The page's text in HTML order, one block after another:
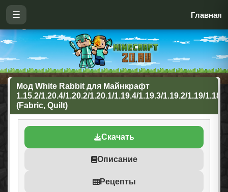
☰ Главная
Мод White Rabbit для Майнкрафт
1.15.2/1.20.4/1.20.2/1.20.1/1.19.4/1.19.3/1.19.2/1.19/
(Fabric, Quilt)
Скачать
Описание
Рецепты